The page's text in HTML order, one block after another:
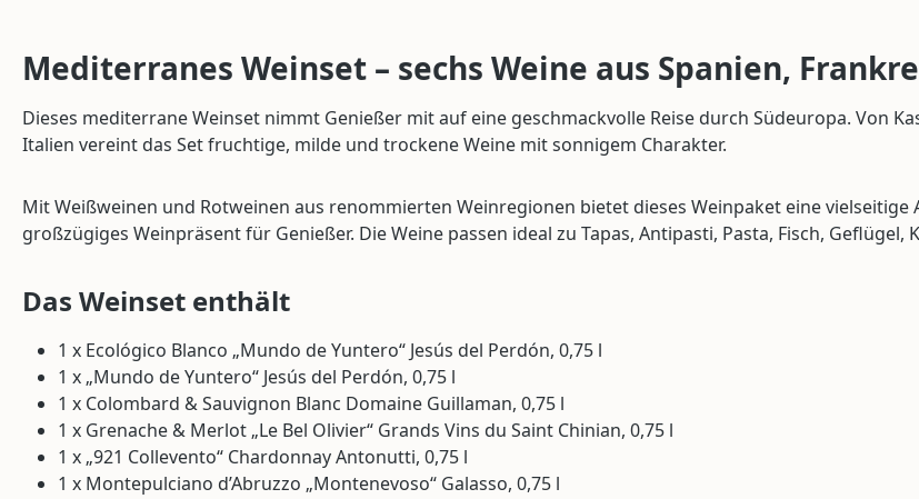
Mediterranes Weinset – sechs Weine aus Spanien,
Dieses mediterrane Weinset nimmt Genießer mit auf eine geschmackvolle Reise durch Südeuropa. Von
Italien vereint das Set fruchtige, milde und trockene Weine mit sonnigem Charakter.
Mit Weißweinen und Rotweinen aus renommierten Weinregionen bietet dieses Weinpaket eine
großzügiges Weinpräsent für Genießer. Die Weine passen ideal zu Tapas, Antipasti, Pasta, Fisch, Geflügel,
Das Weinset enthält
1 x Ecológico Blanco „Mundo de Yuntero“ Jesús del Perdón, 0,75 l
1 x „Mundo de Yuntero“ Jesús del Perdón, 0,75 l
1 x Colombard & Sauvignon Blanc Domaine Guillaman, 0,75 l
1 x Grenache & Merlot „Le Bel Olivier“ Grands Vins du Saint Chinian, 0,75 l
1 x „921 Collevento“ Chardonnay Antonutti, 0,75 l
1 x Montepulciano d’Abruzzo „Montenevoso“ Galasso, 0,75 l